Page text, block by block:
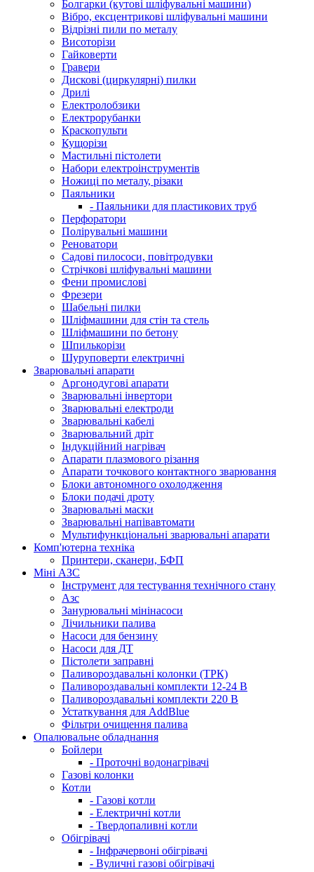
Болгарки (кутові шліфувальні машини)
Вібро, ексцентрикові шліфувальні машини
Відрізні пили по металу
Висоторізи
Гайковерти
Гравери
Дискові (циркулярні) пилки
Дрилі
Електролобзики
Електрорубанки
Краскопульти
Кущорізи
Мастильні пістолети
Набори електроінструментів
Ножиці по металу, різаки
Паяльники
- Паяльники для пластикових труб
Перфоратори
Полірувальні машини
Реноватори
Садові пилососи, повітродувки
Стрічкові шліфувальні машини
Фени промислові
Фрезери
Шабельні пилки
Шліфмашини для стін та стель
Шліфмашини по бетону
Шпилькорізи
Шуруповерти електричні
Зварювальні апарати
Аргонодугові апарати
Зварювальні інвертори
Зварювальні електроди
Зварювальні кабелі
Зварювальний дріт
Індукційний нагрівач
Апарати плазмового різання
Апарати точкового контактного зварювання
Блоки автономного охолодження
Блоки подачі дроту
Зварювальні маски
Зварювальні напівавтомати
Мультифункціональні зварювальні апарати
Комп'ютерна техніка
Принтери, сканери, БФП
Міні АЗС
Інструмент для тестування технічного стану
Азс
Занурювальні мінінасоси
Лічильники палива
Насоси для бензину
Насоси для ДТ
Пістолети заправні
Паливороздавальні колонки (ТРК)
Паливороздавальні комплекти 12-24 В
Паливороздавальні комплекти 220 В
Устаткування для AddBlue
Фільтри очищення палива
Опалювальне обладнання
Бойлери
- Проточні водонагрівачі
Газові колонки
Котли
- Газові котли
- Електричні котли
- Твердопаливні котли
Обігрівачі
- Інфрачервоні обігрівачі
- Вуличні газові обігрівачі